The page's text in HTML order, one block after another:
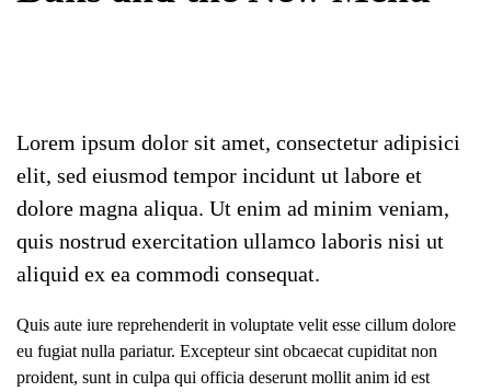
Lorem ipsum dolor sit amet, consectetur adipisici
elit, sed eiusmod tempor incidunt ut labore et
dolore magna aliqua. Ut enim ad minim veniam,
quis nostrud exercitation ullamco laboris nisi ut
aliquid ex ea commodi consequat.
Quis aute iure reprehenderit in voluptate velit esse cillum dolore
eu fugiat nulla pariatur. Excepteur sint obcaecat cupiditat non
proident, sunt in culpa qui officia deserunt mollit anim id est